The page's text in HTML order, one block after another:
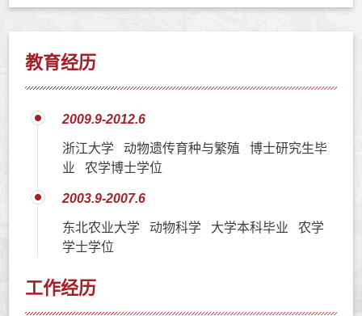
教育经历
2009.9-2012.6
浙江大学 动物遗传育种与繁殖 博士研究生毕
业 农学博士学位
2003.9-2007.6
东北农业大学 动物科学 大学本科毕业 农学
学士学位
工作经历